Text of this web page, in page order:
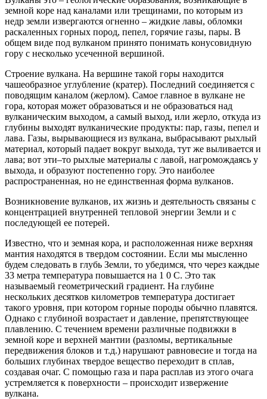
земной коре над каналами или трещинами, по которым из
недр земли извергаются огненно – жидкие лавы, обломки
раскаленных горных пород, пепел, горячие газы, пары. В
общем виде под вулканом принято понимать конусовидную
гору с несколько усеченной вершиной.
Строение вулкана. На вершине такой горы находится
чашеобразное углубление (кратер). Последний соединяется с
поводящим каналом (жерлом). Самое главное в вулкане не
гора, которая может образоваться и не образоваться над
вулканическим выходом, а самый выход, или жерло, откуда из
глубины выходят вулканические продукты: пар, газы, пепел и
лава. Газы, вырывающиеся из вулкана, выбрасывают рыхлый
материал, который падает вокруг выхода, тут же выливается и
лава; вот эти–то рыхлые материалы с лавой, нагромождаясь у
выхода, и образуют постепенно гору. Это наиболее
распространенная, но не единственная форма вулканов.
Возникновение вулканов, их жизнь и деятельность связаны с
концентрацией внутренней тепловой энергии Земли и с
последующей ее потерей.
Известно, что и земная кора, и расположенная ниже верхняя
мантия находятся в твердом состоянии. Если мы мысленно
будем следовать в глубь Земли, то убедимся, что через каждые
33 метра температура повышается на 1 0 С. Это так
называемый геометрический градиент. На глубине
нескольких десятков километров температура достигает
такого уровня, при котором горные породы обычно плавятся.
Однако с глубиной возрастает и давление, препятствующее
плавлению. С течением времени различные подвижки в
земной коре и верхней мантии (разломы, вертикальные
передвижения блоков и т.д.) нарушают равновесие и тогда на
больших глубинах твердое вещество переходит в сплав,
создавая очаг. С помощью газа и пара расплав из этого очага
устремляется к поверхности – происходит извержение
вулкана.